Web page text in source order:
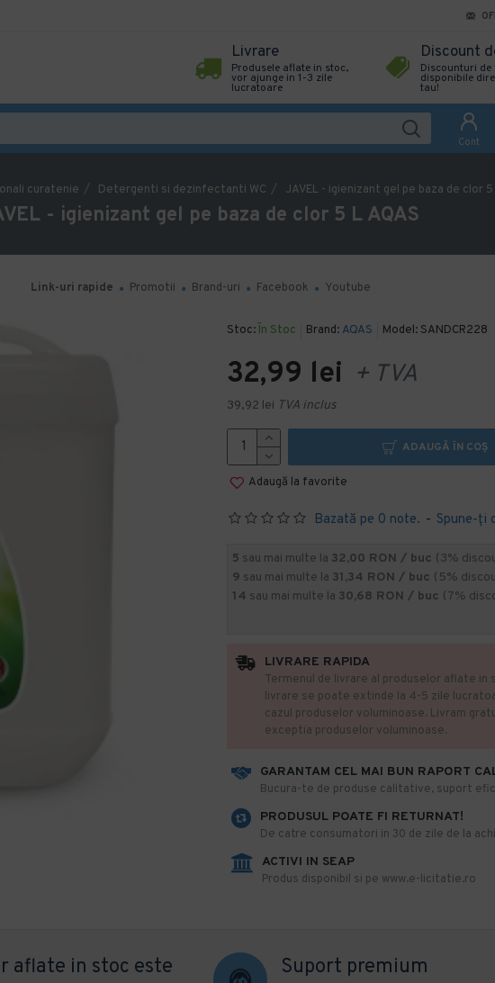
Livrare
Produsele aflate in stoc,
vor ajunge in 1-3 zile
lucratoare
Discount
Discounturi de
disponibile
tau!
Cont
curatenie Detergenti si dezinfectanti WC JAVEL - igienizant gel pe baza de clor 5
- igienizant gel pe baza de clor 5 L AQAS
Link-uri rapide Promotii Brand-uri Facebook Youtube
Stoc: În Stoc Brand: AQAS Model: SANDCR228
Bazată pe 0 note. - Spune-ţi
32,99 lei + TVA
39,92 lei TVA inclus
ADAUGĂ ÎN COŞ
Adaugă la favorite
5 sau mai multe la 32,00 RON / buc (3%
9 sau mai multe la 31,34 RON / buc (5%
14 sau mai multe la 30,68 RON / buc (7%
GARANTAM CEL MAI BUN RAPORT
​Bucura-te de produse calitative, suport
PRODUSUL POATE FI RETURNAT!
De catre consumatori in 30 de zile de la
ACTIVI IN SEAP
Produs disponibil si pe www.e-licitatie.ro
LIVRARE RAPIDA
Termenul de livrare al produselor aflate
livrare se poate extinde la 4-5 zile
cazul produselor voluminoase. Livram
exceptia produselor voluminoase.
aflate in stoc este
Suport premium